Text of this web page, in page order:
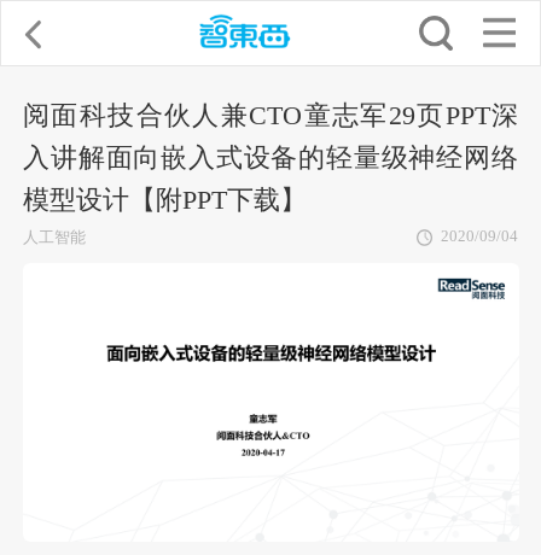
阅面科技合伙人兼CTO童志军29页PPT深
入讲解面向嵌入式设备的轻量级神经网络
模型设计【附PPT下载】
人工智能 2020/09/04